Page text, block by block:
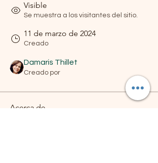
Visible
Se muestra a los visitantes del sitio.
11 de marzo de 2024
Creado
Damaris Thillet
Creado por
Acerca de